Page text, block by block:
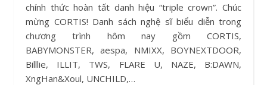
chính thức hoàn tất danh hiệu “triple crown”. Chúc
mừng CORTIS! Danh sách nghệ sĩ biểu diễn trong
chương trình hôm nay gồm CORTIS,
BABYMONSTER, aespa, NMIXX, BOYNEXTDOOR,
Billlie, ILLIT, TWS, FLARE U, NAZE, B:DAWN,
XngHan&Xoul, UNCHILD,…